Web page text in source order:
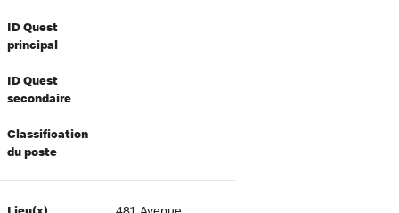
ID Quest
principal
ID Quest
secondaire
Classification
du poste